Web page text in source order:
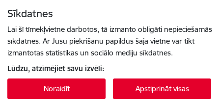
Sīkdatnes
Lai šī tīmekļvietne darbotos, tā izmanto obligāti nepieciešamās
sīkdatnes. Ar Jūsu piekrišanu papildus šajā vietnē var tikt
izmantotas statistikas un sociālo mediju sīkdatnes.
Lūdzu, atzīmējiet savu izvēli:
Noraidīt Apstiprināt visas